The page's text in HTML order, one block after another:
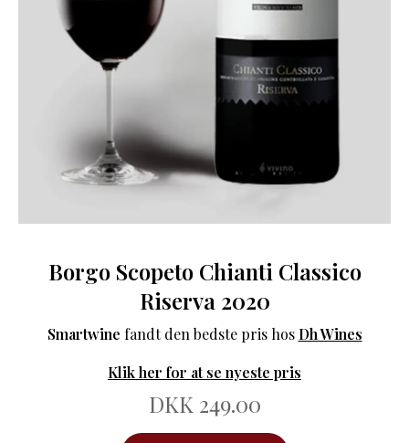
Borgo Scopeto Chianti Classico
Riserva 2020
Smartwine fandt den bedste pris hos Dh Wines
Klik her for at se nyeste pris
DKK 249.00